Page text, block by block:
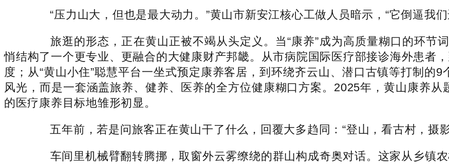
“压力山大，但也是最大动力。”黄山市新安江核心工做人员暗示，“它倒逼我们
旅逛的形态，正在黄山正被不竭从头定义。当“康养”成为高质量糊口的环节
悄结构了一个更专业、更融合的大健康财产邦畿。从市病院国际医疗部接诊海外患者，
度；从“黄山小住”聪慧平台一坐式预定康养客居，到环绕齐云山、潜口古镇等打制
风光，而是一套涵盖旅养、健养、医养的全方位健康糊口方案。2025年，黄山康养
的医疗康养目标地雏形初显。
五年前，若是问旅客正在黄山干了什么，回覆大多趋同：“登山，看古村，摄影
车间里机械臂翻转腾挪，取窗外云雾缭绕的群山构成奇奥对话。这家从乡镇农